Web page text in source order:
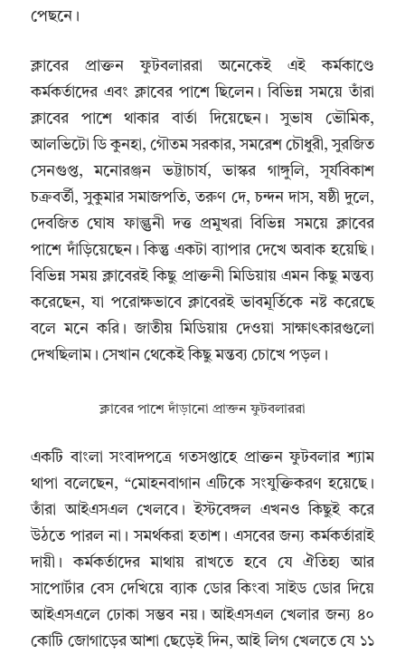
পেছনে।
ক্লাবের প্রাক্তন ফুটবলাররা অনেকেই এই কর্মকাণ্ডে
কর্মকর্তাদের এবং ক্লাবের পাশে ছিলেন। বিভিন্ন সময়ে তাঁরা
ক্লাবের পাশে থাকার বার্তা দিয়েছেন। সুভাষ ভৌমিক,
আলভিটো ডি কুনহা, গৌতম সরকার, সমরেশ চৌধুরী, সুরজিত
সেনগুপ্ত, মনোরঞ্জন ভট্টাচার্য, ভাস্কর গাঙ্গুলি, সূর্যবিকাশ
চক্রবর্তী, সুকুমার সমাজপতি, তরুণ দে, চন্দন দাস, ষষ্ঠী দুলে,
দেবজিত ঘোষ ফাল্গুনী দত্ত প্রমুখরা বিভিন্ন সময়ে ক্লাবের
পাশে দাঁড়িয়েছেন। কিন্তু একটা ব্যাপার দেখে অবাক হয়েছি।
বিভিন্ন সময় ক্লাবেরই কিছু প্রাক্তনী মিডিয়ায় এমন কিছু মন্তব্য
করেছেন, যা পরোক্ষভাবে ক্লাবেরই ভাবমূর্তিকে নষ্ট করেছে
বলে মনে করি। জাতীয় মিডিয়ায় দেওয়া সাক্ষাৎকারগুলো
দেখছিলাম। সেখান থেকেই কিছু মন্তব্য চোখে পড়ল।
ক্লাবের পাশে দাঁড়ানো প্রাক্তন ফুটবলাররা
একটি বাংলা সংবাদপত্রে গতসপ্তাহে প্রাক্তন ফুটবলার শ্যাম
থাপা বলেছেন, “মোহনবাগান এটিকে সংযুক্তিকরণ হয়েছে।
তাঁরা আইএসএল খেলবে। ইস্টবেঙ্গল এখনও কিছুই করে
উঠতে পারল না। সমর্থকরা হতাশ। এসবের জন্য কর্মকর্তারাই
দায়ী। কর্মকর্তাদের মাথায় রাখতে হবে যে ঐতিহ্য আর
সাপোর্টার বেস দেখিয়ে ব্যাক ডোর কিংবা সাইড ডোর দিয়ে
আইএসএলে ঢোকা সম্ভব নয়। আইএসএল খেলার জন্য ৪০
কোটি জোগাড়ের আশা ছেড়েই দিন, আই লিগ খেলতে যে ১১